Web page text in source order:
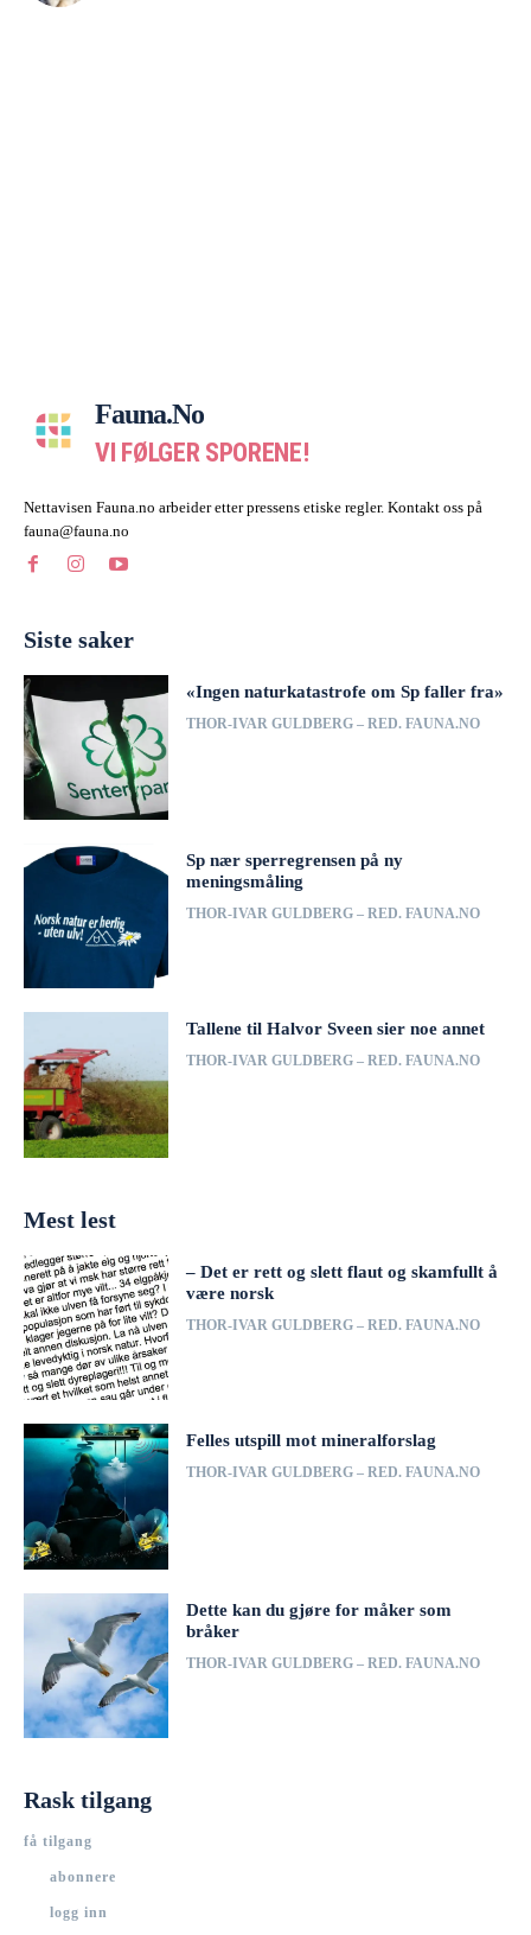
Fauna.no
VI FØLGER SPORENE!
Nettavisen Fauna.no arbeider etter pressens etiske regler. Kontakt oss på
fauna@fauna.no
Siste saker
«Ingen naturkatastrofe om Sp faller fra»
THOR-IVAR GULDBERG – RED. FAUNA.NO
Sp nær sperregrensen på ny
meningsmåling
THOR-IVAR GULDBERG – RED. FAUNA.NO
Tallene til Halvor Sveen sier noe annet
THOR-IVAR GULDBERG – RED. FAUNA.NO
Mest lest
– Det er rett og slett flaut og skamfullt å
være norsk
THOR-IVAR GULDBERG – RED. FAUNA.NO
Felles utspill mot mineralforslag
THOR-IVAR GULDBERG – RED. FAUNA.NO
Dette kan du gjøre for måker som
bråker
THOR-IVAR GULDBERG – RED. FAUNA.NO
Rask tilgang
få tilgang
abonnere
logg inn